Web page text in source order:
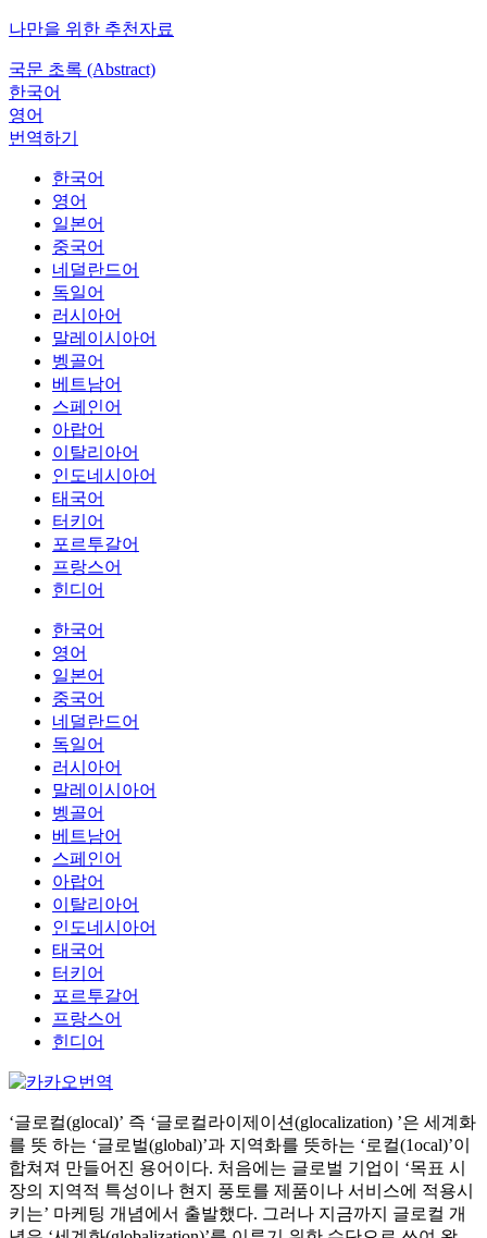
나만을 위한 추천자료
국문 초록 (Abstract)
한국어
영어
번역하기
한국어
영어
일본어
중국어
네덜란드어
독일어
러시아어
말레이시아어
벵골어
베트남어
스페인어
아랍어
이탈리아어
인도네시아어
태국어
터키어
포르투갈어
프랑스어
힌디어
한국어
영어
일본어
중국어
네덜란드어
독일어
러시아어
말레이시아어
벵골어
베트남어
스페인어
아랍어
이탈리아어
인도네시아어
태국어
터키어
포르투갈어
프랑스어
힌디어
‘글로컬(glocal)’ 즉 ‘글로컬라이제이션(glocalization) ’은 세계화
를 뜻 하는 ‘글로벌(global)’과 지역화를 뜻하는 ‘로컬(1ocal)’이
합쳐져 만들어진 용어이다. 처음에는 글로벌 기업이 ‘목표 시
장의 지역적 특성이나 현지 풍토를 제품이나 서비스에 적용시
키는’ 마케팅 개념에서 출발했다. 그러나 지금까지 글로컬 개